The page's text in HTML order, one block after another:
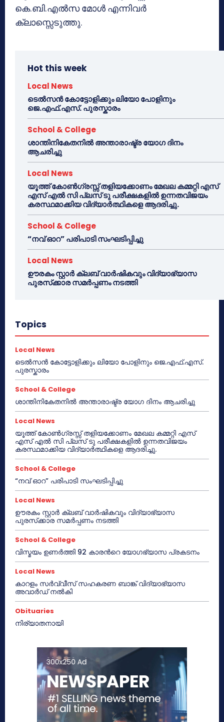
കെ.ബി.എല്‍സ മോള്‍ എന്നിവര്‍
ക്ലാസ്സെടുത്തു.
Hot this week
Local News
ടെൽസൻ കോട്ടോളിക്കും ലിയോ പോളിനും
ജെ.എഫ്.എസ്. പുരസ്കാരം
School & College
ശാന്തിനികേതനിൽ അന്താരാഷ്ട്ര യോഗ ദിനം
ആചരിച്ചു
Local News
യൂത്ത് കോൺഗ്രസ്സ് തളിയക്കോണം മേഖല കമ്മറ്റി എസ്
എസ് എൽ സി പ്ലസ് ടു പരീക്ഷകളിൽ ഉന്നതവിജയം
കരസ്ഥമാക്കിയ വിദ്യാർത്ഥികളെ ആദരിച്ചു.
School & College
“നവ് ഓറ” പരിപാടി സംഘടിപ്പിച്ചു
Local News
ഊരകം സ്റ്റാർ ക്ലബ് വാർഷികവും വിദ്യാഭ്യാസ
പുരസ്‌ക്കാര സമർപ്പണം നടത്തി
Topics
Local News
ടെൽസൻ കോട്ടോളിക്കും ലിയോ പോളിനും ജെ.എഫ്.എസ്.
പുരസ്കാരം
School & College
ശാന്തിനികേതനിൽ അന്താരാഷ്ട്ര യോഗ ദിനം ആചരിച്ചു
Local News
യൂത്ത് കോൺഗ്രസ്സ് തളിയക്കോണം മേഖല കമ്മറ്റി എസ്
എസ് എൽ സി പ്ലസ് ടു പരീക്ഷകളിൽ ഉന്നതവിജയം
കരസ്ഥമാക്കിയ വിദ്യാർത്ഥികളെ ആദരിച്ചു.
School & College
“നവ് ഓറ” പരിപാടി സംഘടിപ്പിച്ചു
Local News
ഊരകം സ്റ്റാർ ക്ലബ് വാർഷികവും വിദ്യാഭ്യാസ
പുരസ്‌ക്കാര സമർപ്പണം നടത്തി
School & College
വിസ്മയം ഉണർത്തി 92 കാരൻറെ യോഗഭ്യാസ പ്രകടനം
Local News
കാറളം സർവ്വീസ് സഹകരണ ബാങ്ക് വിദ്യാഭ്യാസ
അവാർഡ് നൽകി
Obituaries
നിര്യാതനായി